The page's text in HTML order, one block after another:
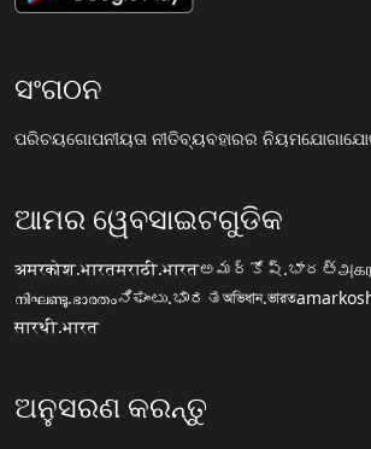
ସଂଗଠନ
ପରିଚୟଗୋପନୀୟତା ନୀତିବ୍ୟବହାରର ନିୟମ
ଆମର ୱେବସାଇଟଗୁଡିକ
अमरकोश.भारतमराठी.भारतఅమర్కోష్.భారత్
നിഘണ്ടു.ഭാരതംನಿಘಂಟು.ಭಾರತঅভিধান.ভারত
सारथी.भारत
ଅନୁସରଣ କରନ୍ତୁ